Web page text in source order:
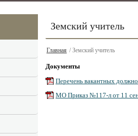
Земский учитель
Главная / Земский учитель
Документы
Перечень вакантных
МО Приказ №117-л от 11